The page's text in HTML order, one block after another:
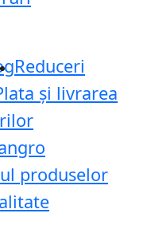
Reduceri
și livrarea
produselor